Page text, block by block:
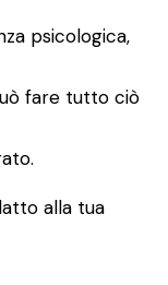
psicologica,
fare tutto ciò
alla tua